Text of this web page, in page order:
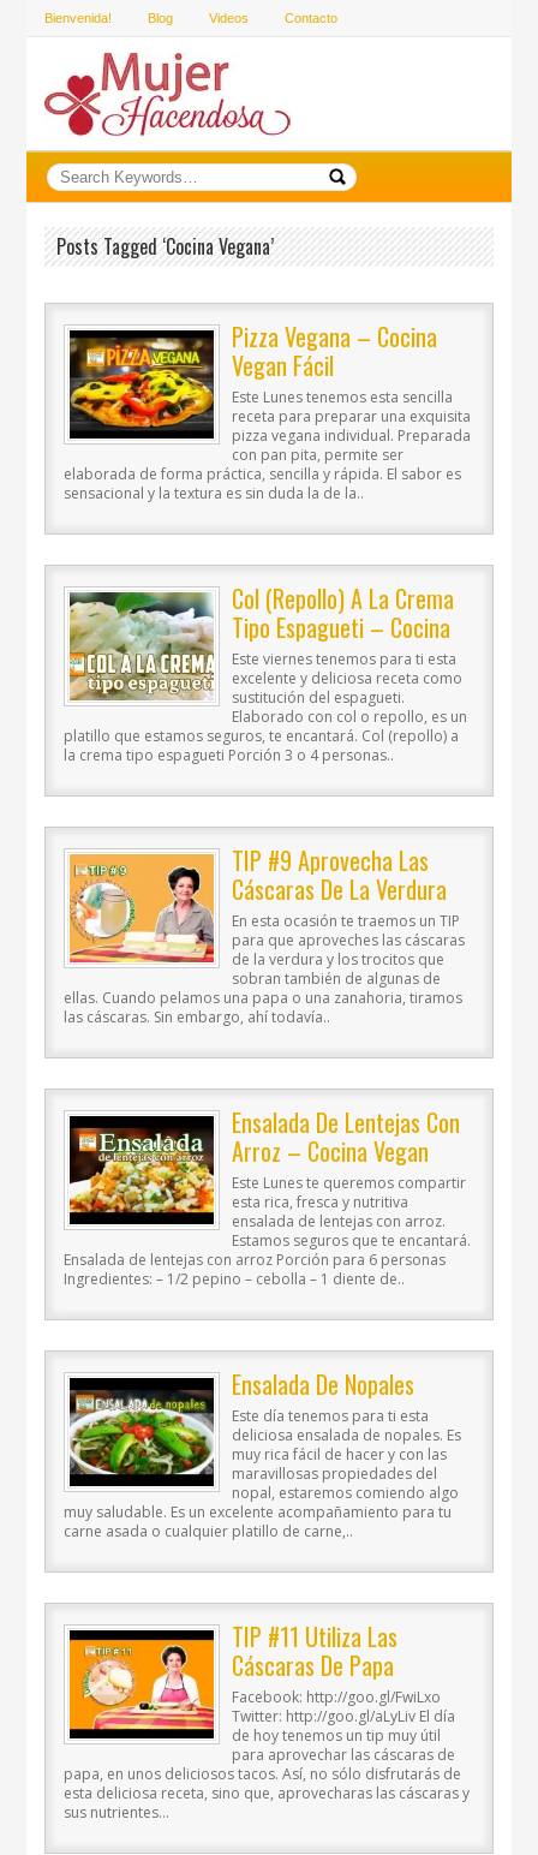
Bienvenida! Blog Videos Contacto
Posts Tagged ‘cocina Vegana’
Pizza Vegana – Cocina
Vegan Fácil
Este Lunes tenemos esta sencilla
receta para preparar una exquisita
pizza vegana individual. Preparada
con pan pita, permite ser
elaborada de forma práctica, sencilla y rápida. El sabor es
sensacional y la textura es sin duda la de la..
Col (repollo) A La Crema
Tipo Espagueti – Cocina
Vegan Fácil
Este viernes tenemos para ti esta
excelente y deliciosa receta como
sustitución del espagueti.
Elaborado con col o repollo, es un
platillo que estamos seguros, te encantará. Col (repollo) a
la crema tipo espagueti Porción 3 o 4 personas..
TIP #9 Aprovecha Las
Cáscaras De La Verdura
En esta ocasión te traemos un TIP
para que aproveches las cáscaras
de la verdura y los trocitos que
sobran también de algunas de
ellas. Cuando pelamos una papa o una zanahoria, tiramos
las cáscaras. Sin embargo, ahí todavía..
Ensalada De Lentejas Con
Arroz – Cocina Vegan
Fácil
Este Lunes te queremos compartir
esta rica, fresca y nutritiva
ensalada de lentejas con arroz.
Estamos seguros que te encantará.
Ensalada de lentejas con arroz Porción para 6 personas
Ingredientes: – 1/2 pepino – cebolla – 1 diente de..
Ensalada De Nopales
Este día tenemos para ti esta
deliciosa ensalada de nopales. Es
muy rica fácil de hacer y con las
maravillosas propiedades del
nopal, estaremos comiendo algo
muy saludable. Es un excelente acompañamiento para tu
carne asada o cualquier platillo de carne,..
TIP #11 Utiliza Las
Cáscaras De Papa
Facebook: http://goo.gl/FwiLxo
Twitter: http://goo.gl/aLyLiv El día
de hoy tenemos un tip muy útil
para aprovechar las cáscaras de
papa, en unos deliciosos tacos. Así, no sólo disfrutarás de
esta deliciosa receta, sino que, aprovecharas las cáscaras y
sus nutrientes...